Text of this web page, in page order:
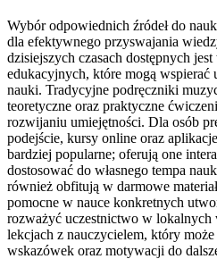
Wybór odpowiednich źródeł do
dla efektywnego przyswajania
dzisiejszych czasach dostępnych
edukacyjnych, które mogą wspierać
nauki. Tradycyjne podręczniki
teoretyczne oraz praktyczne
rozwijaniu umiejętności. Dla osób
podejście, kursy online oraz
bardziej popularne; oferują one
dostosować do własnego tempa
również obfitują w darmowe
pomocne w nauce konkretnych
rozważyć uczestnictwo w lokalnych
lekcjach z nauczycielem, który
wskazówek oraz motywacji do